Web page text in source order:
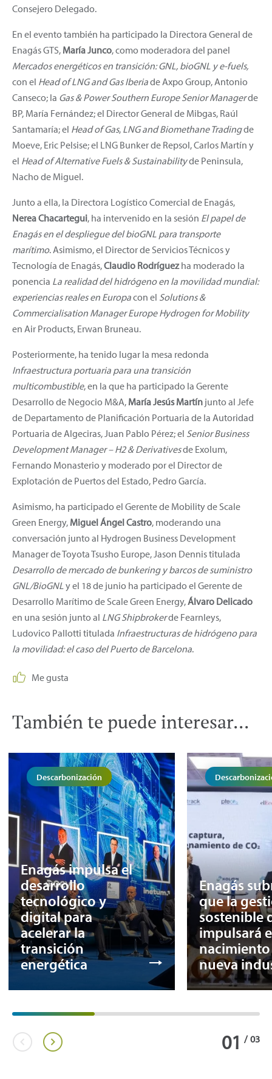
Consejero Delegado.
En el evento también ha participado la Directora General de
Enagás GTS, María Junco, como moderadora del panel
Mercados energéticos en transición: GNL, bioGNL y e-fuels,
con el Head of LNG and Gas Iberiade Axpo Group, Antonio
Canseco; la Gas & Power Southern Europe Senior Managerde
BP, María Fernández; el Director General de Mibgas, Raúl
Santamaría; el Head of Gas, LNG and Biomethane Tradingde
Moeve, Eric Pelsise; el LNG Bunker de Repsol, Carlos Martín y
el Head of Alternative Fuels & Sustainabilityde Peninsula,
Nacho de Miguel.
Junto a ella, la Directora Logístico Comercial de Enagás,
Nerea Chacartegui, ha intervenido en la sesión El papel de
Enagás en el despliegue del bioGNL para transporte
marítimo. Asimismo, el Director de Servicios Técnicos y
Tecnología de Enagás,Claudio Rodríguezha moderado la
ponencia La realidad del hidrógeno en la movilidad mundial:
experiencias reales en Europacon el Solutions &
Commercialisation Manager Europe Hydrogen for Mobility
en Air Products, Erwan Bruneau.
Posteriormente, ha tenido lugar la mesa redonda
Infraestructura portuaria para una transición
multicombustible, en la que ha participado la Gerente
Desarrollo de Negocio M&A, María Jesús Martín junto al Jefe
de Departamento de Planificación Portuaria de la Autoridad
Portuaria de Algeciras, Juan Pablo Pérez; el Senior Business
Development Manager – H2 & Derivativesde Exolum,
Fernando Monasterio y moderado por el Director de
Explotación de Puertos del Estado, Pedro García.
Asimismo, ha participado el Gerente de Mobility de Scale
Green Energy, Miguel Ángel Castro, moderando una
conversación junto al Hydrogen Business Development
Manager de Toyota Tsusho Europe, Jason Dennis titulada
Desarrollo de mercado de bunkering y barcos de suministro
GNL/BioGNLy el 18 de junio ha participado el Gerente de
Desarrollo Marítimo de Scale Green Energy,Álvaro Delicado
en una sesión junto al LNG Shipbrokerde Fearnleys,
Ludovico Pallotti titulada Infraestructuras de hidrógeno para
la movilidad: el caso del Puerto de Barcelona.
Me gusta
También te puede interesar...
Descarbonización
Enagás impulsa el
desarrollo
tecnológico y
digital para
acelerar la
transición
energética
Enagás
que la
sostenible
impulsará
nueva
01 / 03